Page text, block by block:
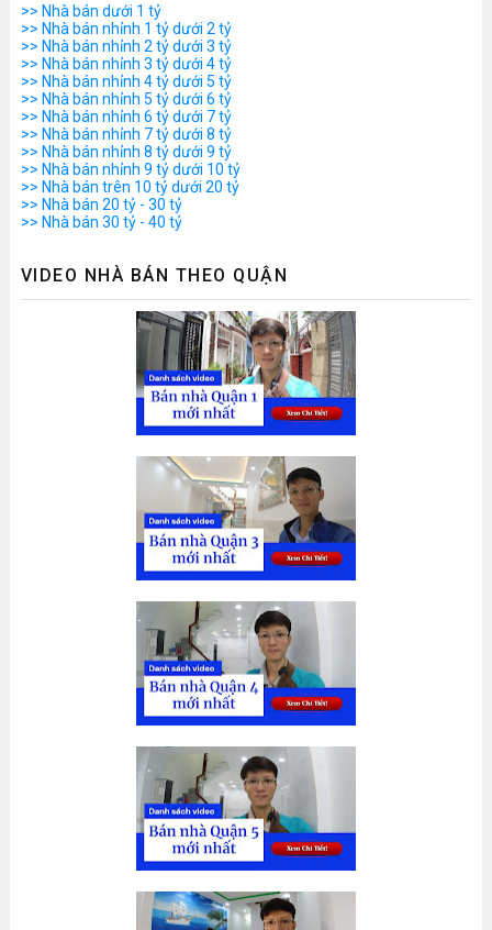
>> Nhà bán dưới 1 tỷ
>> Nhà bán nhỉnh 1 tỷ dưới 2 tỷ
>> Nhà bán nhỉnh 2 tỷ dưới 3 tỷ
>> Nhà bán nhỉnh 3 tỷ dưới 4 tỷ
>> Nhà bán nhỉnh 4 tỷ dưới 5 tỷ
>> Nhà bán nhỉnh 5 tỷ dưới 6 tỷ
>> Nhà bán nhỉnh 6 tỷ dưới 7 tỷ
>> Nhà bán nhỉnh 7 tỷ dưới 8 tỷ
>> Nhà bán nhỉnh 8 tỷ dưới 9 tỷ
>> Nhà bán nhỉnh 9 tỷ dưới 10 tỷ
>> Nhà bán trên 10 tỷ dưới 20 tỷ
>> Nhà bán 20 tỷ - 30 tỷ
>> Nhà bán 30 tỷ - 40 tỷ
VIDEO NHÀ BÁN THEO QUẬN